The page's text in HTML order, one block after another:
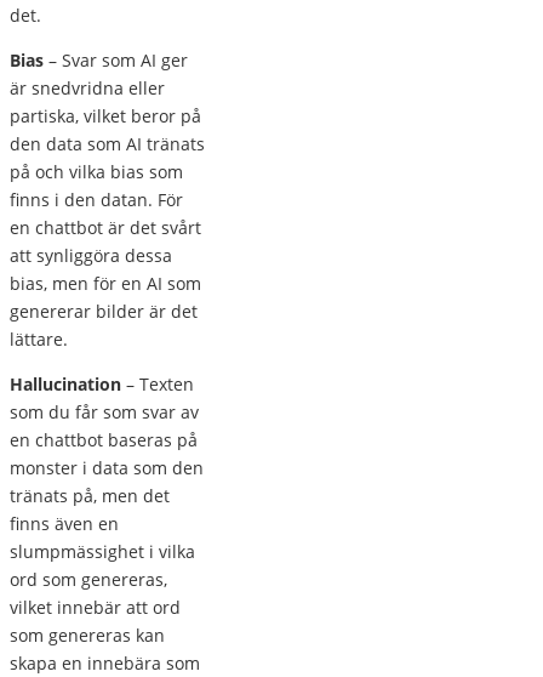
det.
Bias – Svar som AI ger
är snedvridna eller
partiska, vilket beror på
den data som AI tränats
på och vilka bias som
finns i den datan. För
en chattbot är det svårt
att synliggöra dessa
bias, men för en AI som
genererar bilder är det
lättare.
Hallucination – Texten
som du får som svar av
en chattbot baseras på
monster i data som den
tränats på, men det
finns även en
slumpmässighet i vilka
ord som genereras,
vilket innebär att ord
som genereras kan
skapa en innebära som